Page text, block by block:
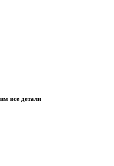
все детали